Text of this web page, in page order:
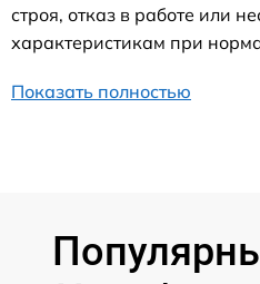
строя, отказ в работе или
характеристикам при
Показать полностью